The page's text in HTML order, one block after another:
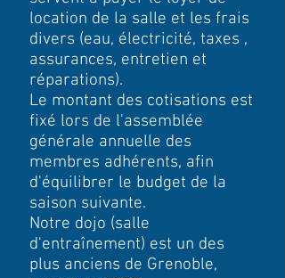
location de la salle et les frais
divers (eau, électricité, taxes ,
assurances, entretien et
réparations).
Le montant des cotisations est
fixé lors de l'assemblée
générale annuelle des
membres adhérents, afin
d'équilibrer le budget de la
saison suivante.
Notre dojo (salle
d'entraînement) est un des
plus anciens de Grenoble,